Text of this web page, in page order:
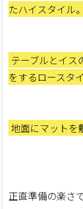
たハイスタイル。
テーブルとイス
をするロースタ
地面にマットを
正直準備の楽さ